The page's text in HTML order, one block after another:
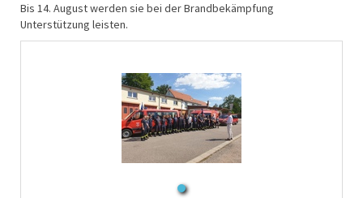
Bis 14. August werden sie bei der Brandbekämpfung
Unterstützung leisten.